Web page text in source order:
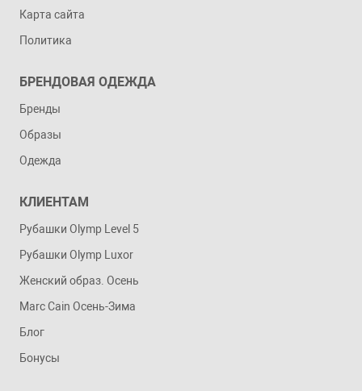
Карта сайта
Политика
БРЕНДОВАЯ ОДЕЖДА
Бренды
Образы
Одежда
КЛИЕНТАМ
Рубашки Olymp Level 5
Рубашки Olymp Luxor
Женский образ. Осень
Marc Cain Осень-Зима
Блог
Бонусы